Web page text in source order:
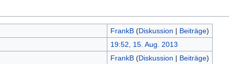
FrankB (Diskussion | Beiträge)
19:52, 15. Aug. 2013
FrankB (Diskussion | Beiträge)